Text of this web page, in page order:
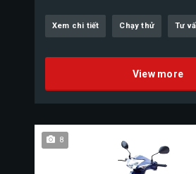
Xem chi tiết Chạy thử Tư
View more
8